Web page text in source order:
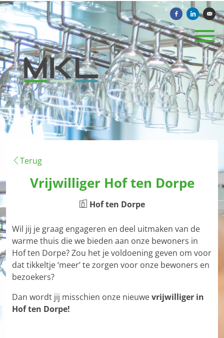
Delen op Facebook
Delen op
Terug
Vrijwilliger Hof ten Dorpe
Hof ten Dorpe
Wil jij je graag engageren en deel uitmaken van de
warme thuis die we bieden aan onze bewoners in
Hof ten Dorpe? Zou het je voldoening geven om voor
dat tikkeltje ‘meer’ te zorgen voor onze bewoners en
bezoekers?
Dan wordt jij misschien onze nieuwevrijwilliger in
Hof ten Dorpe!